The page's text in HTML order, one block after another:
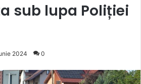
sub lupa Poliției
2024 0